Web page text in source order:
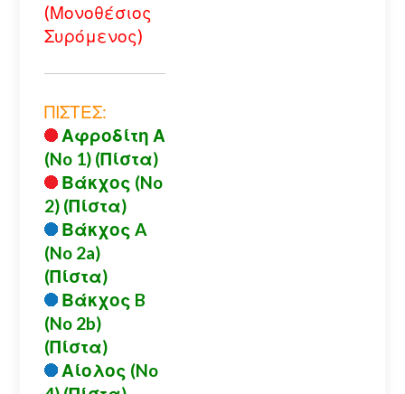
(Μονοθέσιος
Συρόμενος)
ΠΙΣΤΕΣ:
Αφροδίτη Α
(No 1) (Πίστα)
Βάκχος (No
2) (Πίστα)
Βάκχος A
(No 2a)
(Πίστα)
Βάκχος B
(No 2b)
(Πίστα)
Αίολος (No